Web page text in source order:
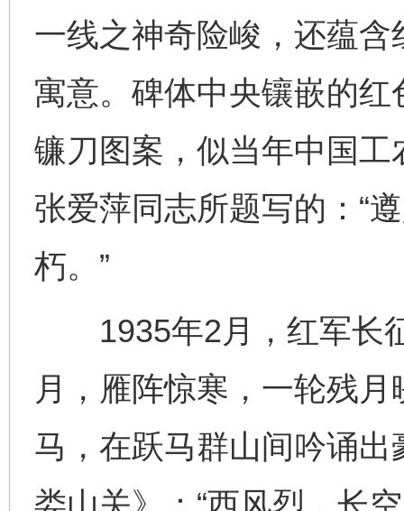
一线之神奇险峻，还蕴含
寓意。碑体中央镶嵌的
镰刀图案，似当年中国
张爱萍同志所题写的：“
朽。”
1935年2月，红军长
月，雁阵惊寒，一轮残
马，在跃马群山间吟诵出